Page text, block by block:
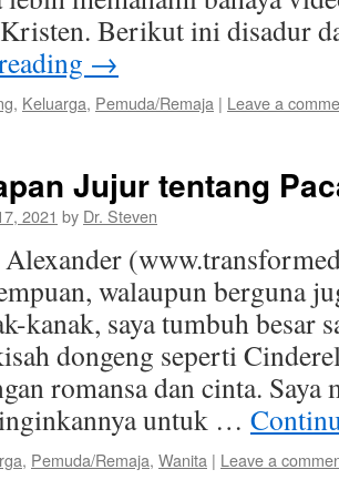
Berikut ini disadur
→
, Keluarga, Pemuda/Remaja | Leave a
Jujur tentang
2021 by Dr. Steven
walaupun berguna
kanak, saya tumbuh besar
dongeng seperti
romansa dan cinta.
untuk …
, Pemuda/Remaja, Wanita | Leave a